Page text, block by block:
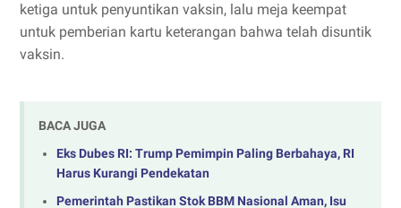
ketiga untuk penyuntikan vaksin, lalu meja keempat
untuk pemberian kartu keterangan bahwa telah disuntik
vaksin.
BACA JUGA
Eks Dubes RI: Trump Pemimpin Paling Berbahaya, RI
Harus Kurangi Pendekatan
Pemerintah Pastikan Stok BBM Nasional Aman, Isu